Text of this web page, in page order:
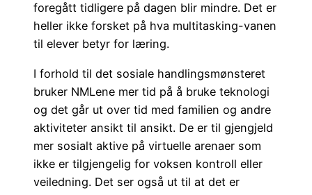
foregått tidligere på dagen blir mindre. Det er
heller ikke forsket på hva multitasking-vanen
til elever betyr for læring.
I forhold til det sosiale handlingsmønsteret
bruker NMLene mer tid på å bruke teknologi
og det går ut over tid med familien og andre
aktiviteter ansikt til ansikt. De er til gjengjeld
mer sosialt aktive på virtuelle arenaer som
ikke er tilgjengelig for voksen kontroll eller
veiledning. Det ser også ut til at det er